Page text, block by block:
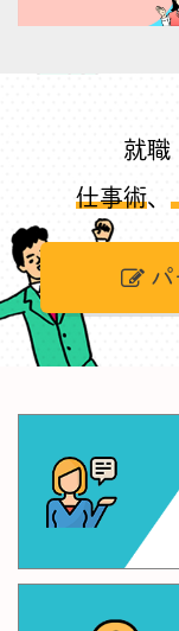
就職
仕事術、
パ